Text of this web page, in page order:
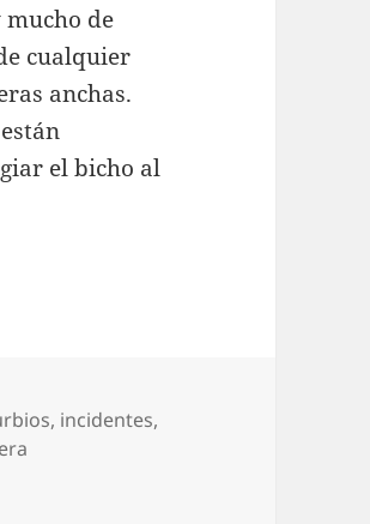
de
cualquier
anchas.
el bicho al
, incidentes,